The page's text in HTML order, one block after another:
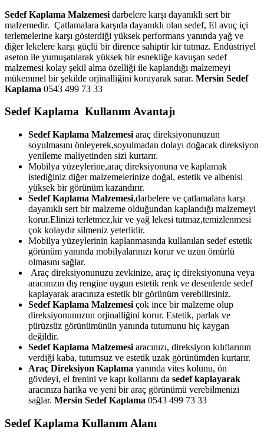
Sedef Kaplama Malzemesi darbelere karşı dayanıklı sert bir
malzemedir. Çatlamalara karşıda dayanıklı olan sedef, El avuç içi
terlemelerine karşı gösterdiği yüksek performans yanında yağ ve
diğer lekelere karşı güçlü bir dirence sahiptir kir tutmaz. Endüstriyel
aseton ile yumuşatılarak yüksek bir esnekliğe kavuşan sedef
malzemesi kolay şekil alma özelliği ile kaplandığı malzemeyi
mükemmel bir şekilde orjinalliğini koruyarak sarar. Mersin Sedef
Kaplama 0543 499 73 33
Sedef Kaplama Kullanım Avantajı
Sedef Kaplama Malzemesi araç direksiyonunuzun
soyulmasını önleyerek,soyulmadan dolayı doğacak direksiyon
yenileme maliyetinden sizi kurtarır.
Mobilya yüzeylerine,araç direksiyonuna ve kaplamak
istediğiniz diğer malzemelerinize doğal, estetik ve albenisi
yüksek bir görünüm kazandırır.
Sedef Kaplama Malzemesi,darbelere ve çatlamalara karşı
dayanıklı sert bir malzeme olduğundan kaplandığı malzemeyi
korur.Elinizi terletmez,kir ve yağ lekesi tutmaz,temizlenmesi
çok kolaydır silmeniz yeterlidir.
Mobilya yüzeylerinin kaplanmasında kullanılan sedef estetik
görünüm yanında mobilyalarınızı korur ve uzun ömürlü
olmasını sağlar.
Araç direksiyonunuzu zevkinize, araç iç direksiyonuna veya
aracınızın dış rengine uygun estetik renk ve desenlerde sedef
kaplayarak aracınıza estetik bir görünüm verebilirsiniz.
Sedef Kaplama Malzemesi çok ince bir malzeme olup
direksiyonunuzun orjinalliğini korur. Estetik, parlak ve
pürüzsüz görünümünün yanında tutumunu hiç kaygan
değildir.
Sedef Kaplama Malzemesi aracınızı, direksiyon kılıflarının
verdiği kaba, tutumsuz ve estetik uzak görünümden kurtarır.
Araç Direksiyon Kaplama yanında vites kolunu, ön
gövdeyi, el frenini ve kapı kollarını da sedef kaplayarak
aracınıza harika ve yeni bir araç görünümü verebilmenizi
sağlar. Mersin Sedef Kaplama 0543 499 73 33
Sedef Kaplama Kullanım Alanı